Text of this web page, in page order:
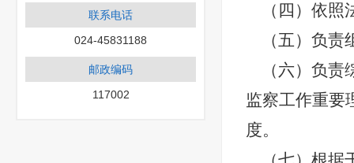
联系电话
024-45831188
邮政编码
117002
（四）依
（五）负
（六）负
监察工作重要
度。